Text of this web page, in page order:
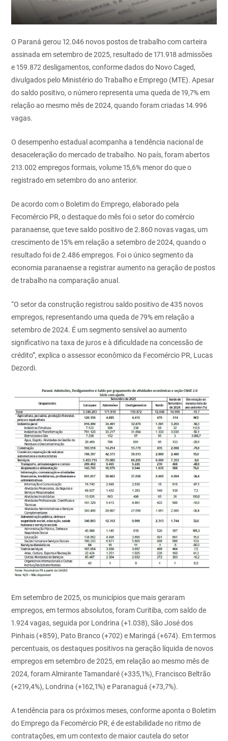
O Paraná gerou 12.046 novos postos de trabalho com carteira
assinada em setembro de 2025, resultado de 171.918 admissões
e 159.872 desligamentos, conforme dados do Novo Caged,
divulgados pelo Ministério do Trabalho e Emprego (MTE). Apesar
do saldo positivo, o número representa uma queda de 19,7% em
relação ao mesmo mês de 2024, quando foram criadas 14.996
vagas.
O desempenho estadual acompanha a tendência nacional de
desaceleração do mercado de trabalho. No país, foram abertos
213.002 empregos formais, volume 15,6% menor do que o
registrado em setembro do ano anterior.
De acordo com o Boletim do Emprego, elaborado pela
Fecomércio PR, o destaque do mês foi o setor do comércio
paranaense, que teve saldo positivo de 2.860 novas vagas, um
crescimento de 15% em relação a setembro de 2024, quando o
resultado foi de 2.486 empregos. Foi o único segmento da
economia paranaense a registrar aumento na geração de postos
de trabalho na comparação anual.
“O setor da construção registrou saldo positivo de 435 novos
empregos, representando uma queda de 79% em relação a
setembro de 2024. É um segmento sensível ao aumento
significativo na taxa de juros e à dificuldade na concessão de
crédito”, explica o assessor econômico da Fecomércio PR, Lucas
Dezordi.
Em setembro de 2025, os municípios que mais geraram
empregos, em termos absolutos, foram Curitiba, com saldo de
1.924 vagas, seguida por Londrina (+1.038), São José dos
Pinhais (+859), Pato Branco (+702) e Maringá (+674). Em termos
percentuais, os destaques positivos na geração líquida de novos
empregos em setembro de 2025, em relação ao mesmo mês de
2024, foram Almirante Tamandaré (+335,1%), Francisco Beltrão
(+219,4%), Londrina (+162,1%) e Paranaguá (+73,7%).
A tendência para os próximos meses, conforme aponta o Boletim
do Emprego da Fecomércio PR, é de estabilidade no ritmo de
contratações, em um contexto de maior cautela do setor